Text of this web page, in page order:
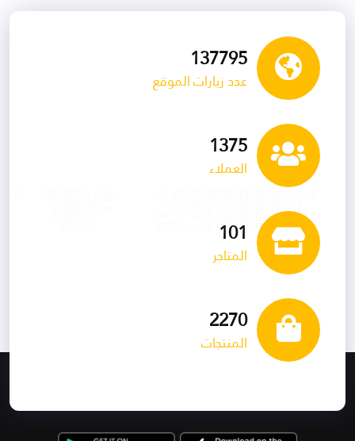
153790
عدد زيارات الموقع
1535
العملاء
113
المتاجر
2534
المنتجات